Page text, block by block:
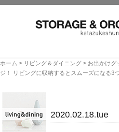
ホーム > リビング＆ダイニング > お出かけグ
ジ！ リビングに収納するとスムーズになる3
2020.02.18.tue